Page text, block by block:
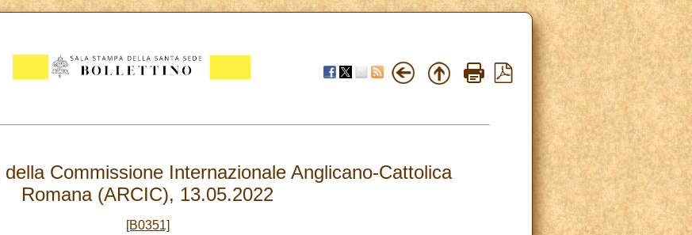
Commissione Internazionale Anglicano-Cattolica
Romana (ARCIC), 13.05.2022
[B0351]